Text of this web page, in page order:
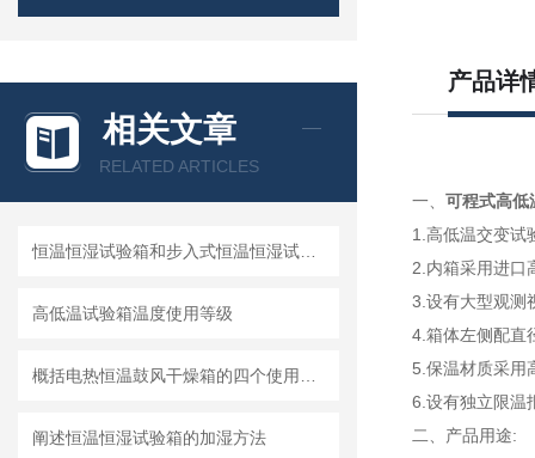
相关文章
RELATED ARTICLES
高低温试验箱温度使用等级
阐述恒温恒湿试验箱的加湿方法
产品详
一、 可程式高低
1.高低温交变试
2.内箱采用进口
3.设有大型观测
4.箱体左侧配直
5.保温材质采用
6.设有独立限温
二、产品用途: